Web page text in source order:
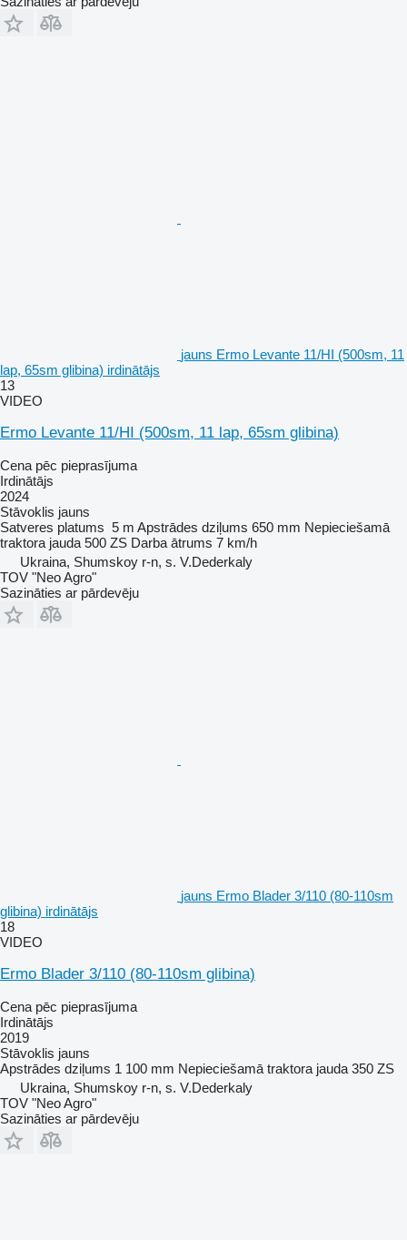
jauns Ermo Levante 11/HI (500sm, 11
lap, 65sm glibina) irdinātājs
13
VIDEO
Ermo Levante 11/HI (500sm, 11 lap, 65sm glibina)
Cena pēc pieprasījuma
Irdinātājs
2024
Stāvoklis jauns
Satveres platums 5 m Apstrādes dziļums 650 mm Nepieciešamā
traktora jauda 500 ZS Darba ātrums 7 km/h
Ukraina, Shumskoy r-n, s. V.Dederkaly
TOV "Neo Agro"
Sazināties ar pārdevēju
jauns Ermo Blader 3/110 (80-110sm
glibina) irdinātājs
18
VIDEO
Ermo Blader 3/110 (80-110sm glibina)
Cena pēc pieprasījuma
Irdinātājs
2019
Stāvoklis jauns
Apstrādes dziļums 1 100 mm Nepieciešamā traktora jauda 350 ZS
Ukraina, Shumskoy r-n, s. V.Dederkaly
TOV "Neo Agro"
Sazināties ar pārdevēju